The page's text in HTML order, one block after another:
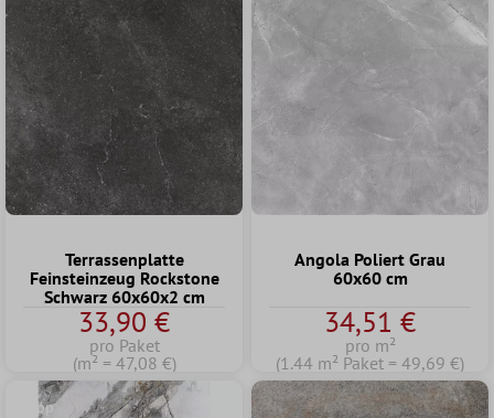
Terrassenplatte
Feinsteinzeug Rockstone
Schwarz 60x60x2 cm
33,90 €
pro Paket
(m² = 47,08 €)
Angola Poliert Grau
60x60 cm
34,51 €
pro m²
(1.44 m² Paket = 49,69 €)
Tipp